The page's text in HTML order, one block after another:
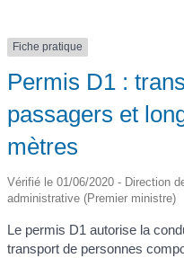
Fiche pratique
Permis D1 :
passagers et
mètres
Vérifié le 01/06/2020 - Direction
administrative (Premier ministre)
Le permis D1 autorise la
transport de personnes